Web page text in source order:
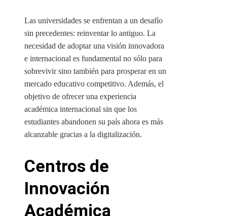
Las universidades se enfrentan a un desafío
sin precedentes: reinventar lo antiguo. La
necesidad de adoptar una visión innovadora
e internacional es fundamental no sólo para
sobrevivir sino también para prosperar en un
mercado educativo competitivo. Además, el
objetivo de ofrecer una experiencia
académica internacional sin que los
estudiantes abandonen su país ahora es más
alcanzable gracias a la digitalización.
Centros de
Innovación
Académica